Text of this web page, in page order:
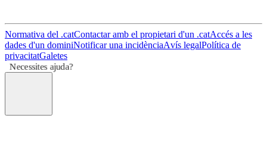
Normativa del .catContactar amb el propietari d'un .catAccés a les
dades d'un dominiNotificar una incidènciaAvís legalPolítica de
privacitatGaletes
Necessites ajuda?